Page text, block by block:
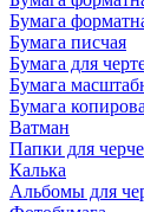
Бумага
Бумага писчая
Бумага для
Бумага
Бумага
Ватман
Папки для
Калька
Альбомы для